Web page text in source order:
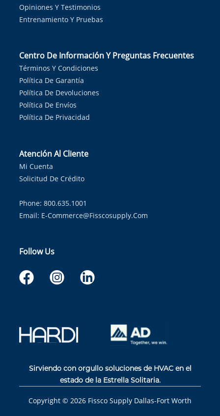
Opiniones Y Testimonios
Entrenamiento Y Pruebas
Centro De Información Y Preguntas Frecuentes
Términos Y Condiciones
Política De Garantía
Política De Devoluciones
Política De Envíos
Política De Privacidad
Atención Al Cliente
Mi Cuenta
Solicitud De Crédito
Phone: 800.635.1001
Email: E-Commerce@fisscosupply.com
Follow Us
Sirviendo con orgullo soluciones de HVAC en el
estado de la Estrella Solitaria.
Copyright © 2026 Fissco Supply Dallas-Fort Worth